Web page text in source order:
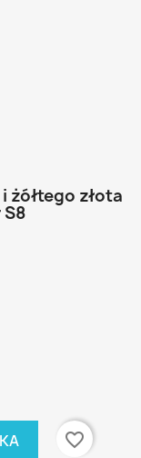
żółtego złota
favorite_border